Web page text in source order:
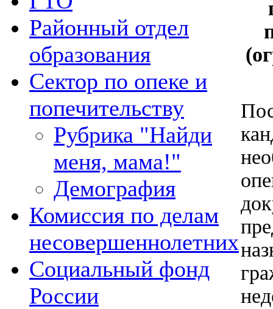
Районный отдел
образования
Сектор по опеке и
попечительству
Рубрика "Найди
меня, мама!"
Демография
Комиссия по делам
несовершеннолетних
Социальный фонд
России